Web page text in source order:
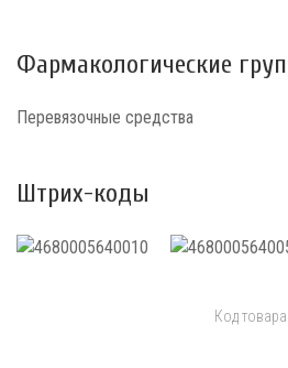
Фармакологические
Перевязочные средства
Штрих-коды
Код